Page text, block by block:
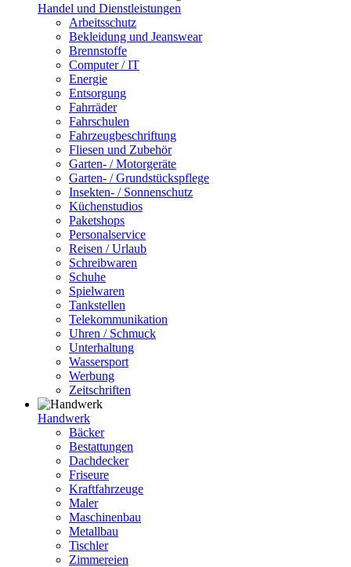
Handel und Dienstleistungen
Arbeitsschutz
Bekleidung und Jeanswear
Brennstoffe
Computer / IT
Energie
Entsorgung
Fahrräder
Fahrschulen
Fahrzeugbeschriftung
Fliesen und Zubehör
Garten- / Motorgeräte
Garten- / Grundstückspflege
Insekten- / Sonnenschutz
Küchenstudios
Paketshops
Personalservice
Reisen / Urlaub
Schreibwaren
Schuhe
Spielwaren
Tankstellen
Telekommunikation
Uhren / Schmuck
Unterhaltung
Wassersport
Werbung
Zeitschriften
Handwerk
Bäcker
Bestattungen
Dachdecker
Friseure
Kraftfahrzeuge
Maler
Maschinenbau
Metallbau
Tischler
Zimmereien